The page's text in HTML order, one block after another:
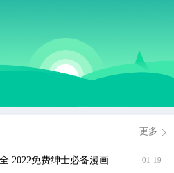
更多
绅士漫画软件大全 2022免费绅士必备漫画软件推荐 01-19